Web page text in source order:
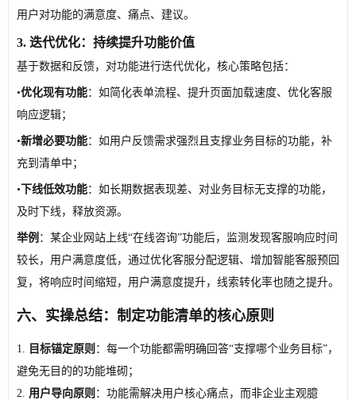
用户对功能的满意度、痛点、建议。
3. 迭代优化：持续提升功能价值
基于数据和反馈，对功能进行迭代优化，核心策略包括：
•优化现有功能：如简化表单流程、提升页面加载速度、优化客服
响应逻辑；
•新增必要功能：如用户反馈需求强烈且支撑业务目标的功能，补
充到清单中；
• 下线低效功能：如长期数据表现差、对业务目标无支撑的功能，
及时下线，释放资源。
举例 ：某企业网站上线“在线咨询”功能后，监测发现客服响应时间
较长，用户满意度低，通过优化客服分配逻辑、增加智能客服预回
复，将响应时间缩短，用户满意度提升，线索转化率也随之提升。
六、实操总结：制定功能清单的核心原则
1. 目标锚定原则 ：每一个功能都需明确回答“支撑哪个业务目标”，
避免无目的的功能堆砌；
2. 用户导向原则 ：功能需解决用户核心痛点，而非企业主观臆